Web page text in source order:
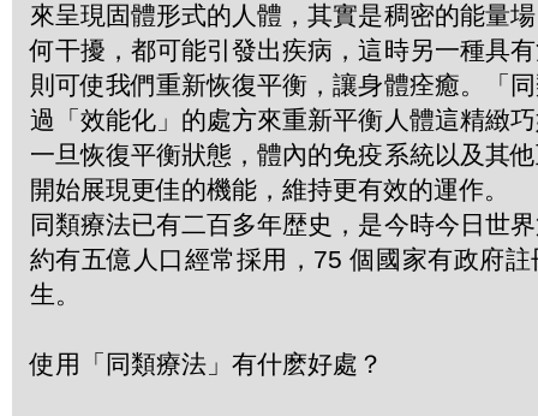
來呈現固體形式的人體，其實是稠密的能量
何干擾，都可能引發出疾病，這時另一種具
則可使我們重新恢復平衡，讓身體痊癒。「
過「效能化」的處方來重新平衡人體這精緻
一旦恢復平衡狀態，體內的免疫系統以及其
開始展現更佳的機能，維持更有效的運作。
同類療法已有二百多年歴史，是今時今日世
約有五億人口經常採用，75 個國家有政府
生。
使用「同類療法」有什麽好處？